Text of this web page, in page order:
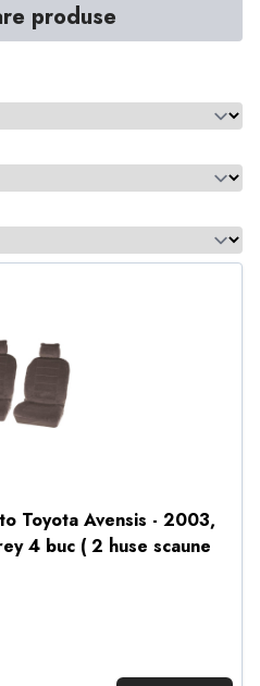
produse
Toyota Avensis - 2003,
4 buc ( 2 huse scaune